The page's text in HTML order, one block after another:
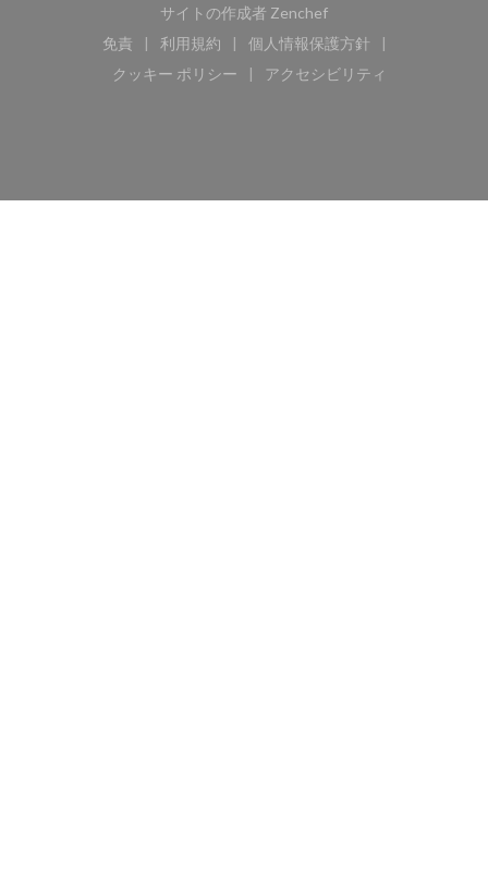
サイトの作成者 Zenchef((新しいウィンドウで
免責
((新しいウィンドウで開きます))
利用規約
((新しいウィンドウで開きます))
個人情報保護方針
((新しいウィンドウで開
クッキー ポリシー
((新しいウィンドウで開きます))
アクセシビリティ
((新しいウィンドウで